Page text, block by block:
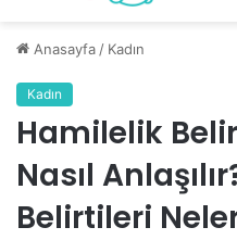
Anasayfa / Kadın
Kadın
Hamilelik
Nasıl
Belirtileri